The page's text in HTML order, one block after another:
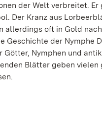
der Welt verbreitet.
Der Kranz aus
allerdings oft in Gold
Geschichte der Nymphe
Nymphen und
Blätter geben